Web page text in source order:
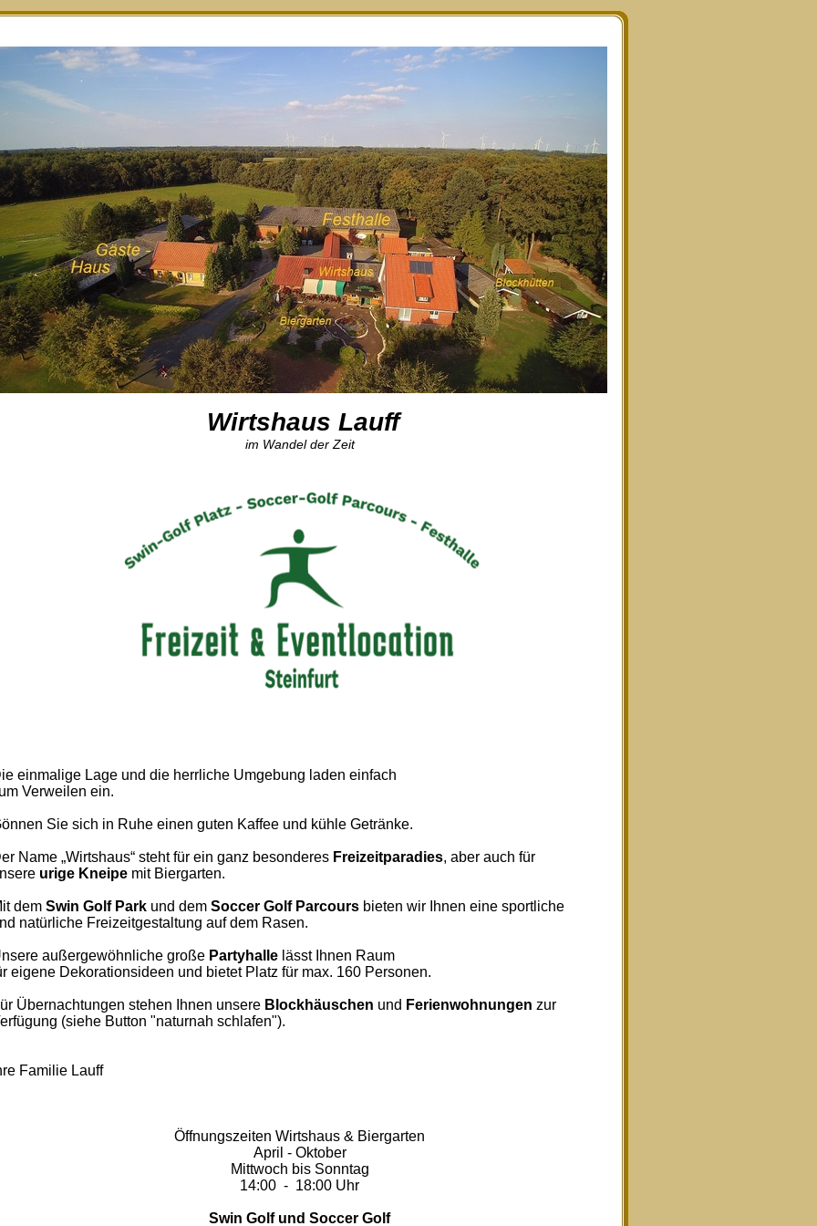
Wirtshaus Lauff
im Wandel der Zeit
einmalige Lage und die herrliche Umgebung laden einfach
Verweilen ein.
Sie sich in Ruhe einen guten Kaffee und kühle Getränke.
Name „Wirtshaus“ steht für ein ganz besonderes Freizeitparadies, aber auch für
urige Kneipe mit Biergarten.
dem Swin Golf Park und dem Soccer Golf Parcours bieten wir Ihnen eine sportliche
natürliche Freizeitgestaltung auf dem Rasen.
außergewöhnliche große Partyhalle lässt Ihnen Raum
eigene Dekorationsideen und bietet Platz für max. 160 Personen.
Übernachtungen stehen Ihnen unsere Blockhäuschen und Ferienwohnungen zur
(siehe Button "naturnah schlafen").
Familie Lauff
Öffnungszeiten Wirtshaus & Biergarten
April - Oktober
Mittwoch bis Sonntag
14:00 - 18:00 Uhr
Swin Golf und Soccer Golf